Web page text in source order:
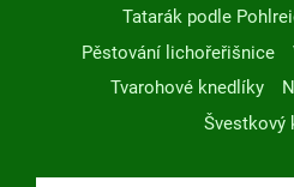
Tatarák podle
Pěstování lichořeřišnice
Tvarohové knedlíky
Švestkový